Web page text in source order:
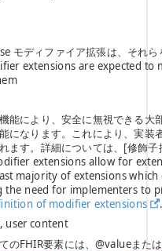
モディファイア拡張は、それ
extensions are expected
能により、安全に無視できる
になります。これにより、実
ます。詳細については、[修飾
extensions allow for
majority of extensions
the need for implementers to
of modifier extensions
.
user content
のFHIR要素には、@valueま